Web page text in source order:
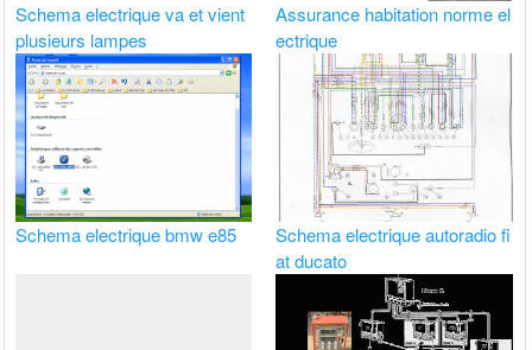
Schema electrique va et vient
plusieurs lampes
Assurance habitation norme el
ectrique
Schema electrique bmw e85
Schema electrique autoradio fi
at ducato